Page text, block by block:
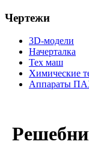
Чертежи
3D-модели
Начерталка
Тех маш
Химические
Аппараты